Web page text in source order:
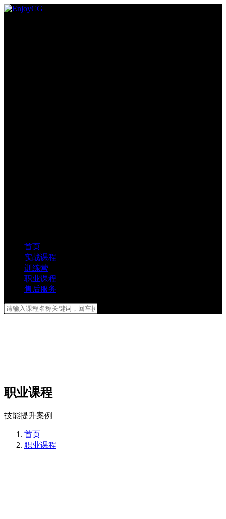
首页
实战课程
训练营
职业课程
售后服务
职业课程
技能提升案例
首页
职业课程